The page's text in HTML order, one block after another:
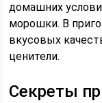
домашних
морошки. В
вкусовых
ценители.
Секреты